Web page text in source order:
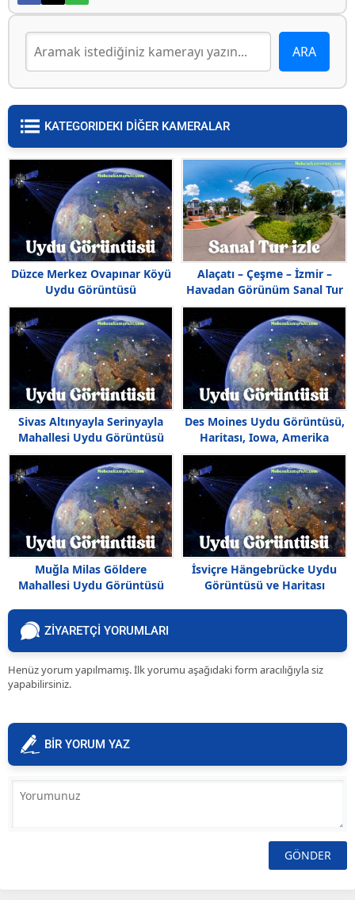
KATEGORIDEKI DİĞER KAMERALAR
Düzce Merkez Ovapınar Köyü
Uydu Görüntüsü
Alaçatı – Çeşme – İzmir –
Havadan Görünüm Sanal Tur
izle
Sivas Altınyayla Serinyayla
Mahallesi Uydu Görüntüsü
Haritası
Des Moines Uydu Görüntüsü,
Haritası, Iowa, Amerika
Muğla Milas Göldere
Mahallesi Uydu Görüntüsü
İsviçre Hängebrücke Uydu
Görüntüsü ve Haritası
ZİYARETÇİ YORUMLARI
Henüz yorum yapılmamış. İlk yorumu aşağıdaki form aracılığıyla siz
yapabilirsiniz.
BİR YORUM YAZ